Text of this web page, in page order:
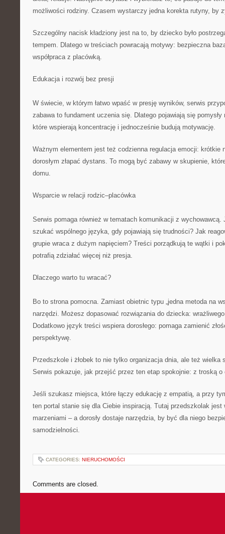
możliwości rodziny. Czasem wystarczy jedna korekta rutyny, by
Szczególny nacisk kładziony jest na to, by dziecko było
tempem. Dlatego w treściach powracają motywy: bezpieczna
współpraca z placówką.
Edukacja i rozwój bez presji
W świecie, w którym łatwo wpaść w presję wyników, serwis
zabawa to fundament uczenia się. Dlatego pojawiają się
które wspierają koncentrację i jednocześnie budują motywację.
Ważnym elementem jest też codzienna regulacja emocji: krótkie
dorosłym złapać dystans. To mogą być zabawy w skupienie,
domu.
Wsparcie w relacji rodzic–placówka
Serwis pomaga również w tematach komunikacji z
szukać wspólnego języka, gdy pojawiają się trudności? Jak
grupie wraca z dużym napięciem? Treści porządkują te wątki i
potrafią zdziałać więcej niż presja.
Dlaczego warto tu wracać?
Bo to strona pomocna. Zamiast obietnic typu „jedna metoda na
narzędzi. Możesz dopasować rozwiązania do dziecka:
Dodatkowo język treści wspiera dorosłego: pomaga zamienić
perspektywę.
Przedszkole i żłobek to nie tylko organizacja dnia, ale też wielka
Serwis pokazuje, jak przejść przez ten etap spokojnie: z troską
Jeśli szukasz miejsca, które łączy edukację z empatią, a przy
ten portal stanie się dla Ciebie inspiracją. Tutaj przedszkolak jest
marzeniami – a dorosły dostaje narzędzia, by być dla niego
samodzielności.
CATEGORIES: NIERUCHOMOŚCI
Comments are closed.